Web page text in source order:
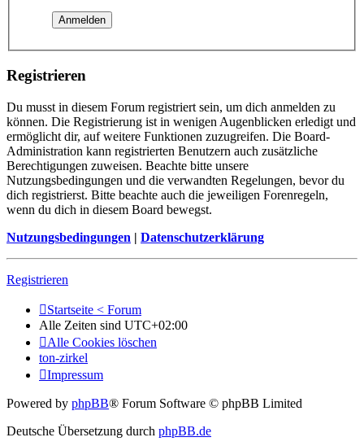
Registrieren
Du musst in diesem Forum registriert sein, um dich anmelden zu
können. Die Registrierung ist in wenigen Augenblicken erledigt und
ermöglicht dir, auf weitere Funktionen zuzugreifen. Die Board-
Administration kann registrierten Benutzern auch zusätzliche
Berechtigungen zuweisen. Beachte bitte unsere
Nutzungsbedingungen und die verwandten Regelungen, bevor du
dich registrierst. Bitte beachte auch die jeweiligen Forenregeln,
wenn du dich in diesem Board bewegst.
Nutzungsbedingungen | Datenschutzerklärung
Registrieren
Startseite < Forum
Alle Zeiten sind UTC+02:00
Alle Cookies löschen
ton-zirkel
Impressum
Powered by phpBB® Forum Software © phpBB Limited
Deutsche Übersetzung durch phpBB.de